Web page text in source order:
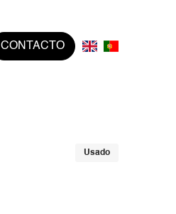
CONTACTO
Usado